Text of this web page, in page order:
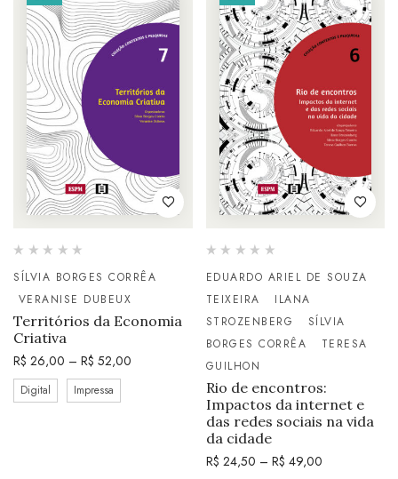
SÍLVIA BORGES CORRÊA
VERANISE DUBEUX
Territórios da Economia
Criativa
R$ 26,00 – R$ 52,00
Digital Impressa
EDUARDO ARIEL DE SOUZA
TEIXEIRA
ILANA
STROZENBERG
SÍLVIA
BORGES CORRÊA
TERESA
GUILHON
Rio de encontros:
Impactos da internet e
das redes sociais na vida
da cidade
R$ 24,50 – R$ 49,00